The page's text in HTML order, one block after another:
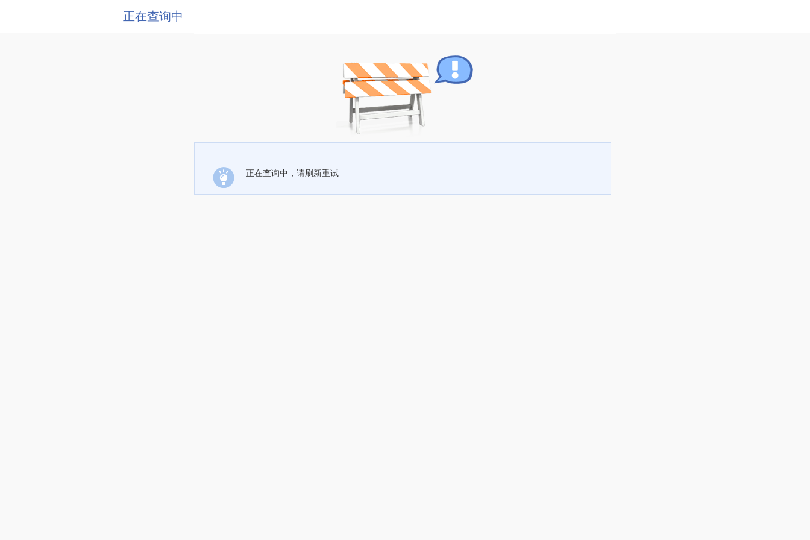
正在查询中
正在查询中，请刷新重试